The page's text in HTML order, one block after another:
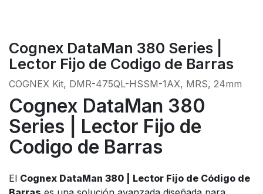
Cognex DataMan 380 Series |
Lector Fijo de Codigo de Barras
COGNEX Kit, DMR-475QL-HSSM-1AX, MRS, 24mm
Cognex DataMan 380
Series | Lector Fijo de
Codigo de Barras
El Cognex DataMan 380 | Lector Fijo de Código de